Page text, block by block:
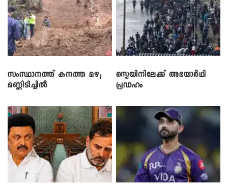
സംസ്ഥാനത്ത് കനത്ത മഴ;
മണ്ണിടിച്ചിൽ
സ്പെയിനിലേക്ക് അഭയാർഥി
പ്രവാഹം